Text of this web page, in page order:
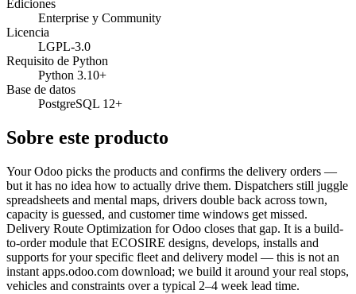
Ediciones
Enterprise y Community
Licencia
LGPL-3.0
Requisito de Python
Python 3.10+
Base de datos
PostgreSQL 12+
Sobre este producto
Your Odoo picks the products and confirms the delivery orders —
but it has no idea how to actually drive them. Dispatchers still juggle
spreadsheets and mental maps, drivers double back across town,
capacity is guessed, and customer time windows get missed.
Delivery Route Optimization for Odoo closes that gap. It is a build-
to-order module that ECOSIRE designs, develops, installs and
supports for your specific fleet and delivery model — this is not an
instant apps.odoo.com download; we build it around your real stops,
vehicles and constraints over a typical 2–4 week lead time.